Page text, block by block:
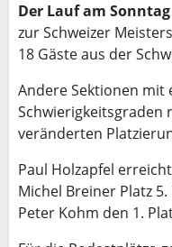
Der Lauf am Sonntag
zur Schweizer
18 Gäste aus der
Andere Sektionen mit
Schwierigkeitsgraden
veränderten
Paul Holzapfel
Michel Breiner Platz
Peter Kohm den 1.